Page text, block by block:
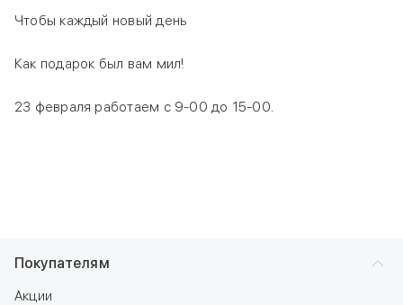
Чтобы каждый новый день
Как подарок был вам мил!
23 февраля работаем с 9-00 до 15-00.
Покупателям
Акции